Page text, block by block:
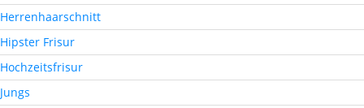
Herrenhaarschnitt
Hipster Frisur
Hochzeitsfrisur
Jungs